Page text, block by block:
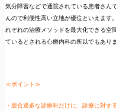
気分障害などで通院されている患者さん
んので利便性高い立地が優位といえます
れぞれの治療メソッドを最大化できる空
ているとされる心療内科の所以でもありま
≪ポイント≫
・競合過多な診療科だけに、診療に対